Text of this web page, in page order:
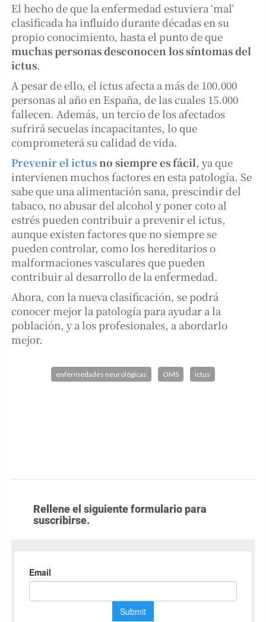
El hecho de que la enfermedad estuviera ‘mal’
clasificada ha influido durante décadas en su
propio conocimiento, hasta el punto de que
muchas personas desconocen los síntomas del
ictus.
A pesar de ello, el ictus afecta a más de 100.000
personas al año en España, de las cuales 15.000
fallecen. Además, un tercio de los afectados
sufrirá secuelas incapacitantes, lo que
comprometerá su calidad de vida.
Prevenir el ictusno siempre es fácil, ya que
intervienen muchos factores en esta patología. Se
sabe que una alimentación sana, prescindir del
tabaco, no abusar del alcohol y poner coto al
estrés pueden contribuir a prevenir el ictus,
aunque existen factores que no siempre se
pueden controlar, como los hereditarios o
malformaciones vasculares que pueden
contribuir al desarrollo de la enfermedad.
Ahora, con la nueva clasificación, se podrá
conocer mejor la patología para ayudar a la
población, y a los profesionales, a abordarlo
mejor.
enfermedades neurológicas OMS ictus
Rellene el siguiente formulario para
suscribirse.